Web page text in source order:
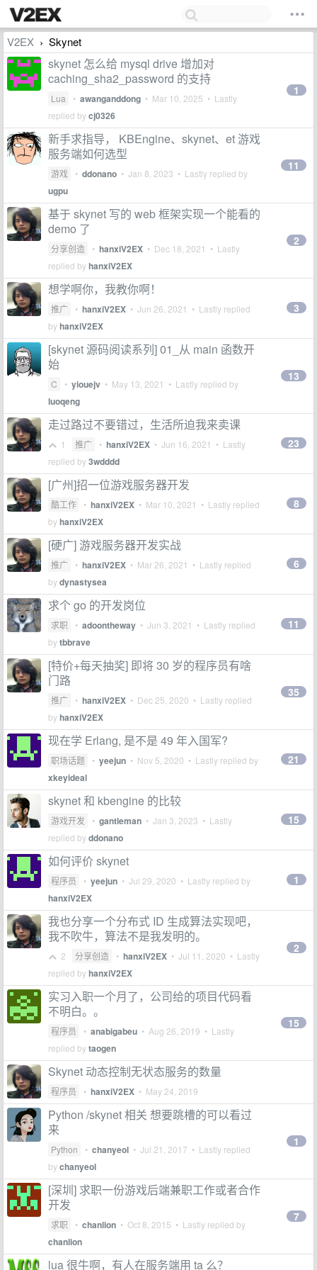
V2EX › Skynet
skynet 怎么给 mysql drive 增加对
caching_sha2_password 的支持
Lua • awanganddong • Mar 10, 2025 • Lastly
replied bycj0326
1
新手求指导， KBEngine、skynet、et 游戏
服务端如何选型
游戏 • ddonano • Jan 8, 2023 • Lastly replied by
ugpu
11
基于 skynet 写的 web 框架实现一个能看的
demo 了
分享创造 • hanxiV2EX • Dec 18, 2021 • Lastly
replied byhanxiV2EX
2
想学啊你，我教你啊！
推广 • hanxiV2EX • Jun 26, 2021 • Lastly replied
byhanxiV2EX
3
[skynet 源码阅读系列] 01_从 main 函数开
始
C • yiouejv • May 13, 2021 • Lastly replied by
luoqeng
13
走过路过不要错过，生活所迫我来卖课
1 推广 • hanxiV2EX • Jun 16, 2021 • Lastly
replied by3wdddd
23
[广州]招一位游戏服务器开发
酷工作 • hanxiV2EX • Mar 10, 2021 • Lastly replied
byhanxiV2EX
8
[硬广] 游戏服务器开发实战
推广 • hanxiV2EX • Mar 26, 2021 • Lastly replied
bydynastysea
6
求个 go 的开发岗位
求职 • adoontheway • Jun 3, 2021 • Lastly replied
bytbbrave
11
[特价+每天抽奖] 即将 30 岁的程序员有啥
门路
推广 • hanxiV2EX • Dec 25, 2020 • Lastly replied
byhanxiV2EX
35
现在学 Erlang, 是不是 49 年入国军?
职场话题 • yeejun • Nov 5, 2020 • Lastly replied by
xkeyideal
21
skynet 和 kbengine 的比较
游戏开发 • gantleman • Jan 3, 2023 • Lastly
replied byddonano
15
如何评价 skynet
程序员 • yeejun • Jul 29, 2020 • Lastly replied by
hanxiV2EX
1
我也分享一个分布式 ID 生成算法实现吧，
我不吹牛，算法不是我发明的。
2 分享创造 • hanxiV2EX • Jul 11, 2020 • Lastly
replied byhanxiV2EX
2
实习入职一个月了，公司给的项目代码看
不明白。。
程序员 • anabigabeu • Aug 26, 2019 • Lastly
replied bytaogen
15
Skynet 动态控制无状态服务的数量
程序员 • hanxiV2EX • May 24, 2019
Python /skynet 相关 想要跳槽的可以看过
来
Python • chanyeol • Jul 21, 2017 • Lastly replied
bychanyeol
1
[深圳] 求职一份游戏后端兼职工作或者合作
开发
求职 • chanlion • Oct 8, 2015 • Lastly replied by
chanlion
7
lua 很牛啊，有人在服务端用 ta 么？